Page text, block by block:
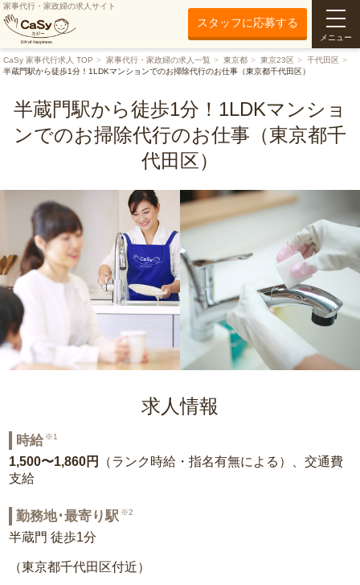
家事代行・家政婦の求人サイト
スタッフに応募する
メニュー
CaSy 家事代行求人 TOP 家事代行・家政婦の求人一覧 東京都 東京23区
千代田区
半蔵門駅から徒歩1分！1LDKマンションでのお掃除代行のお仕事（東京都千代田区）
半蔵門駅から徒歩1分！1LDKマンショ
ンでのお掃除代行のお仕事（東京都千
代田区）
求人情報
時給 ※1
1,500〜1,860円
（ランク時給・指名有無による）、交通費
支給
勤務地･最寄り駅 ※2
半蔵門 徒歩1分
（東京都千代田区付近）